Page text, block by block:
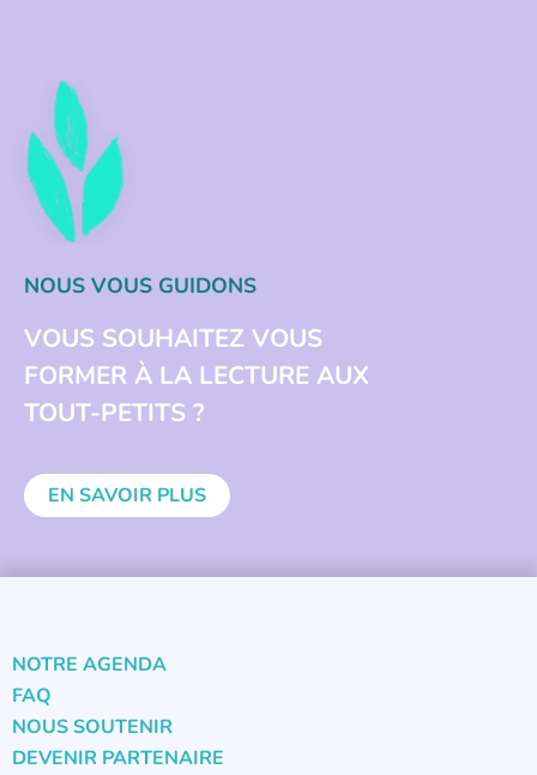
NOUS VOUS GUIDONS
VOUS SOUHAITEZ VOUS
FORMER À LA LECTURE AUX
TOUT-PETITS ?
EN SAVOIR PLUS
NOTRE AGENDA
FAQ
NOUS SOUTENIR
DEVENIR PARTENAIRE